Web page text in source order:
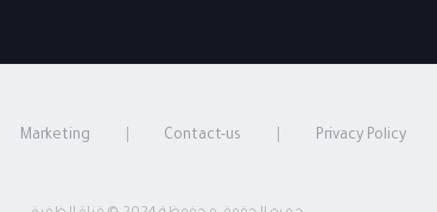
Privacy Policy
Contact-us
Marketing